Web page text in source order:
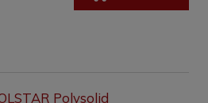
Polysolid